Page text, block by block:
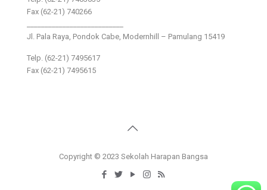
Fax (62-21) 740266
Jl. Pala Raya, Pondok Cabe, Modernhill – Pamulang 15419
Telp. (62-21) 7495617
Fax (62-21) 7495615
Copyright © 2023 Sekolah Harapan Bangsa